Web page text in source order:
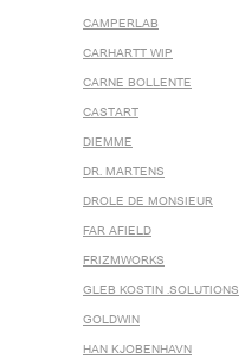
CAMPERLAB
CARHARTT WIP
CARNE BOLLENTE
CASTART
DIEMME
DR. MARTENS
DROLE DE MONSIEUR
FAR AFIELD
FRIZMWORKS
GLEB KOSTIN .SOLUTIONS
GOLDWIN
HAN KJOBENHAVN